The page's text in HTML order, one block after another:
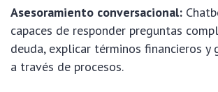
Asesoramiento conversacional:
capaces de responder preguntas
deuda, explicar términos financieros y
a través de procesos.